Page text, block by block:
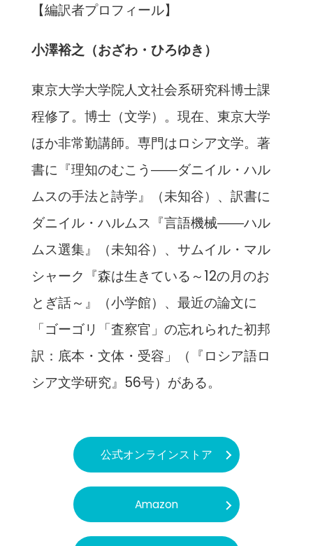
【編訳者プロフィール】
小澤裕之（おざわ・ひろゆき）
東京大学大学院人文社会系研究科博士課
程修了。博士（文学）。現在、東京大学
ほか非常勤講師。専門はロシア文学。著
書に『理知のむこう――ダニイル・ハル
ムスの手法と詩学』（未知谷）、訳書に
ダニイル・ハルムス『言語機械――ハル
ムス選集』（未知谷）、サムイル・マル
シャーク『森は生きている～12の月のお
とぎ話～』（小学館）、最近の論文に
「ゴーゴリ「査察官」の忘れられた初邦
訳：底本・文体・受容」（『ロシア語ロ
シア文学研究』56号）がある。
公式オンラインストア
Amazon